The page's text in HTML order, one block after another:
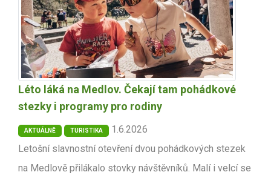
Léto láká na Medlov. Čekají tam pohádkové
stezky i programy pro rodiny
AKTUÁLNĚ TURISTIKA
1.6.2026
Letošní slavnostní otevření dvou pohádkových stezek
na Medlově přilákalo stovky návštěvníků. Malí i velcí se